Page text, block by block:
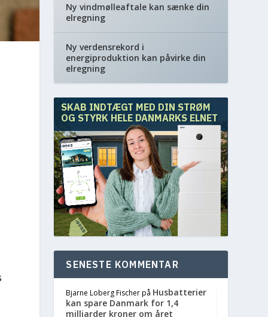
Ny vindmølleaftale kan sænke din
elregning
Ny verdensrekord i
energiproduktion kan påvirke din
elregning
SKAB INDTÆGT MED DIN STRØM
OG STYRK HELE DANMARKS ELNET
SENESTE KOMMENTAR
Bjarne Loberg Fischerpå Husbatterier
kan spare Danmark for 1,4
milliarder kroner om året